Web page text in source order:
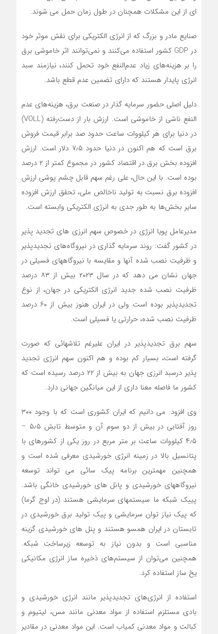
ای از این مشکلات همچنان در طول زمان حمل می شوند.
صنایع مادر و بزرگ که از انرژی الکتریکی برای نقش موثر خود
در GDP کشور استفاده می‌کنند و نمی‌توانند اثر خاموشی برق
را بر هزینه‌های زیاد عدم‌النفع خود تحمل کنند، نیازمند سبد
انرژی پایدار هستند که دارای تضمین عدم قطع باشد.
دلیل اصلی حضور سرمایه گذار در صنعت برق، هزینه‌های عدم
النفع ناشی از خاموشی است. ارزش بار از دست‌رفته (VOLL)
در دنیا برای هر کیلووات ساعت حدود صد برابر قیمت فروش
برق است که هم اکنون در دنیا حدود ۷٫۵ دلار است. ارزش
افزوده بخش برق در اقتصاد کشور در مجموع کمتر از ۲ درصد
بوده است. با این حال، علی رغم سهم قابل چشم پوشی ارزش
افزوده برق نسبت به تولید ناخالص ملی، تحقق ارزش افزوده
سایر بخش‌ها به طور جدی به انرژی الکتریکی وابسته است.
مدیرعامل پویا انرژی در خصوص سهم انرزی های تجدید پذیر
در کشور گفت: روند سرمایه گذاری در نیروگاه‌های تجدیدپذیر
و ظرفیت نصب شده آنها و مقایسه با نیروگاههای فسیلی در
جهان نشان می دهد که در سال ۲۰۲۳ بیش از ۸۳ درصد
ظرفیت نصب شده جدید انرژی الکتریکی در جهان، از نوع
تجدیدپذیر بوده است ولی در ایران هنوز بیش از ۶۰ درصد
ظرفیت نصب شده، حرارتی یا فسیلی است.
سهم برق تجدیدپذیر در ایران علیرغم تلاشهائی که صورت
گرفته است، بسیار کم بوده و هم اکنون سهم انرژی تجدید
پذیر درسبد انرزی جهان به بیش از ۲۲ درصد رسیده است که
کشور ما فاصله معنا داری از این میانگین جهانی دارد.
وی افزود: می دانیم که ایران کشوری است که با وجود ۳۰۰
روز آفتابی در بیش از دو سوم آن و متوسط تابش ۵٫۵ –
۴٫۵ کیلووات ساعت بر متر مربع در روز یکی از کشورهای با
پتانسیل بالا در زمینه انرژی خورشیدی معرفی شده ‌است و
همچنین مهمترین برنامه پیک سائی می تواند توسعه
نیروگاههای خورشیدی و پانل های خورشیدی خانگی باشد.
پییک شبکه ما سیستمهای سرمایشی هستند (در اوج گرما)
که پیک نیاز توان سرمایشی و پیک تولید برق خورشیدی در
تابستان در ایران همسو هستند و پنل های خورشیدی گزینه
مناسبی است و بدون نیاز به توسعه زیرساخت شبکه.
همچنین می‌توان از سیستم‌های ذخیره ساز انرژی مکانیکی
یخ ساز استفاده کرد.
استفاده از انرژی‌های تجدیدپذیر مانند انرژی خورشیدی و
بادی مستلزم استفاده از مواد معدنی مانند مس، لیتیوم و
کبالت و مواد معدنی کمیاب است. این مواد معدنی در مقادیر